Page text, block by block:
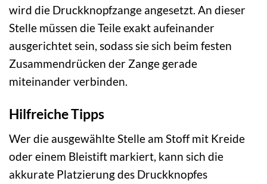
wird die Druckknopfzange angesetzt. An dieser
Stelle müssen die Teile exakt aufeinander
ausgerichtet sein, sodass sie sich beim festen
Zusammendrücken der Zange gerade
miteinander verbinden.
Hilfreiche Tipps
Wer die ausgewählte Stelle am Stoff mit Kreide
oder einem Bleistift markiert, kann sich die
akkurate Platzierung des Druckknopfes